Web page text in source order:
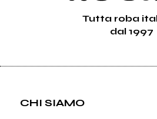
Tutta roba
dal 1997
CHI SIAMO